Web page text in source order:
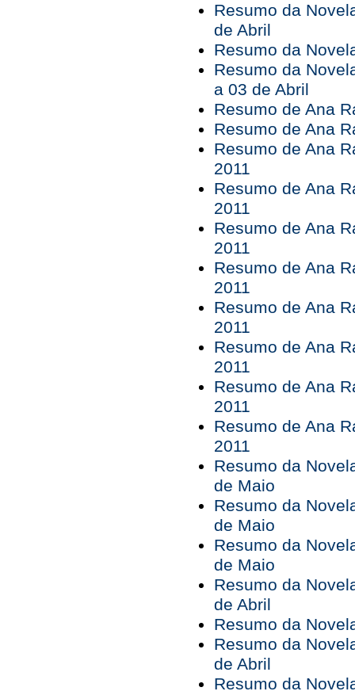
Resumo da
de Abril
Resumo da
Resumo da
a 03 de Abril
Resumo de Ana
Resumo de Ana
Resumo de Ana
2011
Resumo de Ana
2011
Resumo de Ana
2011
Resumo de Ana
2011
Resumo de Ana
2011
Resumo de Ana
2011
Resumo de Ana
2011
Resumo de Ana
2011
Resumo da
de Maio
Resumo da
de Maio
Resumo da
de Maio
Resumo da
de Abril
Resumo da
Resumo da
de Abril
Resumo da